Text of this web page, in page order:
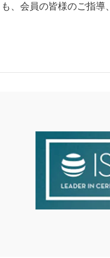
、会員の皆様のご指導